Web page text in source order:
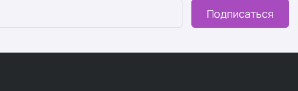
Подписаться